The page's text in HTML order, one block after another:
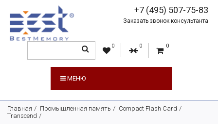
+7 (495) 507-75-83
Заказать звонок консультанта
0 0 0
МЕНЮ
Главная Промышленная память
Compact Flash Card
Transcend